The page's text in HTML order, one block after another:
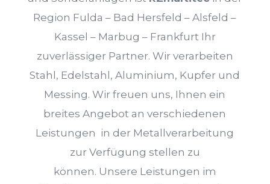
Region Fulda – Bad Hersfeld – Alsfeld –
Kassel – Marbug – Frankfurt Ihr
zuverlässiger Partner. Wir verarbeiten
Stahl, Edelstahl, Aluminium, Kupfer und
Messing. Wir freuen uns, Ihnen ein
breites Angebot an verschiedenen
Leistungen in der Metallverarbeitung
zur Verfügung stellen zu
können. Unsere Leistungen im